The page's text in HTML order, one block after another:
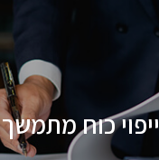
ייפוי כוח מתמשך